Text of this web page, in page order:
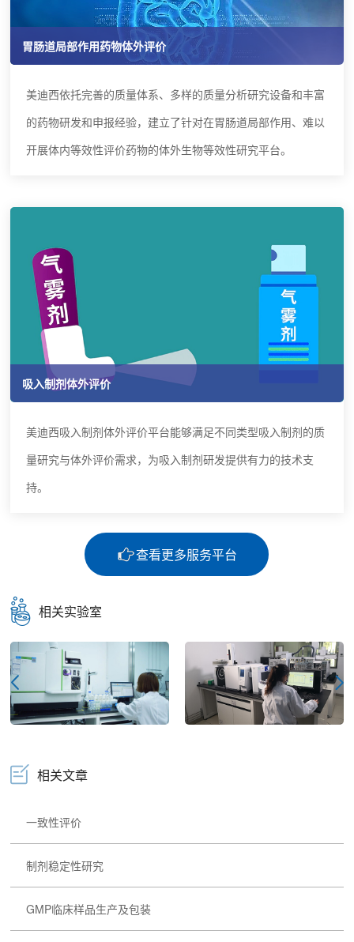
胃肠道局部作用药物体外评价
美迪西依托完善的质量体系、多样的质量分析研究设备和丰富
的药物研发和申报经验，建立了针对在胃肠道局部作用、难以
开展体内等效性评价药物的体外生物等效性研究平台。
吸入制剂体外评价
美迪西吸入制剂体外评价平台能够满足不同类型吸入制剂的质
量研究与体外评价需求，为吸入制剂研发提供有力的技术支
持。
查看更多服务平台
相关实验室
相关文章
一致性评价
制剂稳定性研究
GMP临床样品生产及包装